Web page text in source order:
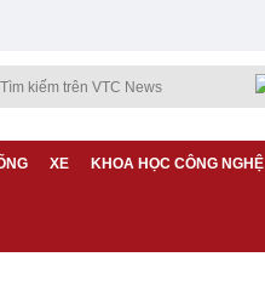
XE KHOA HỌC CÔNG NGHỆ